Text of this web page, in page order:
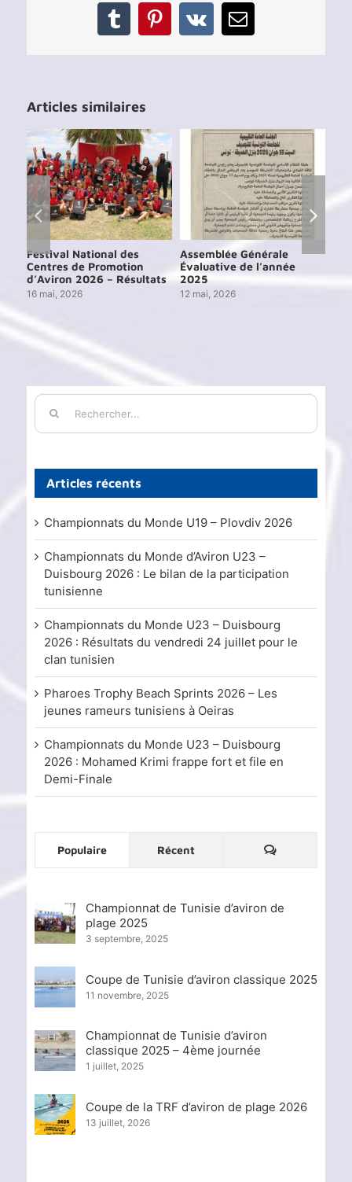
TumblrPinterest
Vk Email
Articles similaires
Festival National des
Centres de Promotion
d’Aviron 2026 – Résultats
16 mai, 2026
Assemblée Générale
Évaluative de l’année
2025
12 mai, 2026
Rechercher:
Articles récents
Championnats du Monde U19 – Plovdiv 2026
Championnats du Monde d’Aviron U23 –
Duisbourg 2026 : Le bilan de la participation
tunisienne
Championnats du Monde U23 – Duisbourg
2026 : Résultats du vendredi 24 juillet pour le
clan tunisien
Pharoes Trophy Beach Sprints 2026 – Les
jeunes rameurs tunisiens à Oeiras
Championnats du Monde U23 – Duisbourg
2026 : Mohamed Krimi frappe fort et file en
Demi-Finale
Populaire Récent
Championnat de Tunisie d’aviron de
plage 2025
3 septembre, 2025
Coupe de Tunisie d’aviron classique 2025
11 novembre, 2025
Championnat de Tunisie d’aviron
classique 2025 – 4ème journée
1 juillet, 2025
Coupe de la TRF d’aviron de plage 2026
13 juillet, 2026